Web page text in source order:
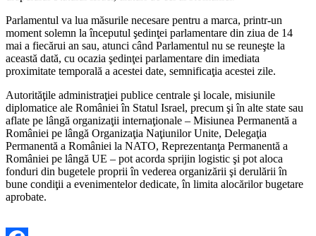
Parlamentul va lua măsurile necesare pentru a marca, printr-un
moment solemn la începutul şedinţei parlamentare din ziua de 14
mai a fiecărui an sau, atunci când Parlamentul nu se reuneşte la
această dată, cu ocazia şedinţei parlamentare din imediata
proximitate temporală a acestei date, semnificaţia acestei zile.
Autorităţile administraţiei publice centrale şi locale, misiunile
diplomatice ale României în Statul Israel, precum şi în alte state sau
aflate pe lângă organizaţii internaţionale – Misiunea Permanentă a
României pe lângă Organizaţia Naţiunilor Unite, Delegaţia
Permanentă a României la NATO, Reprezentanţa Permanentă a
României pe lângă UE – pot acorda sprijin logistic şi pot aloca
fonduri din bugetele proprii în vederea organizării şi derulării în
bune condiţii a evenimentelor dedicate, în limita alocărilor bugetare
aprobate.